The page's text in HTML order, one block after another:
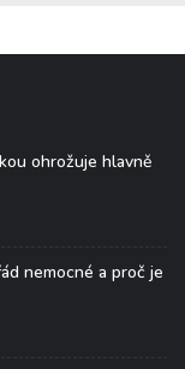
ohrožuje hlavně
nemocné a proč je